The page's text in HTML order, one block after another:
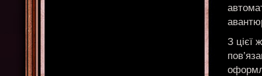
З цієї